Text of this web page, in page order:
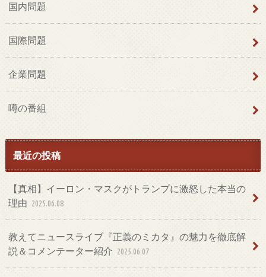
国内問題
国際問題
企業問題
噂の番組
最近の投稿
【真相】イーロン・マスクがトランプに激怒した本当の
理由 2025.06.08
教えてニュースライブ『正義のミカタ』の魅力を徹底解
説＆コメンテーター紹介 2025.06.07